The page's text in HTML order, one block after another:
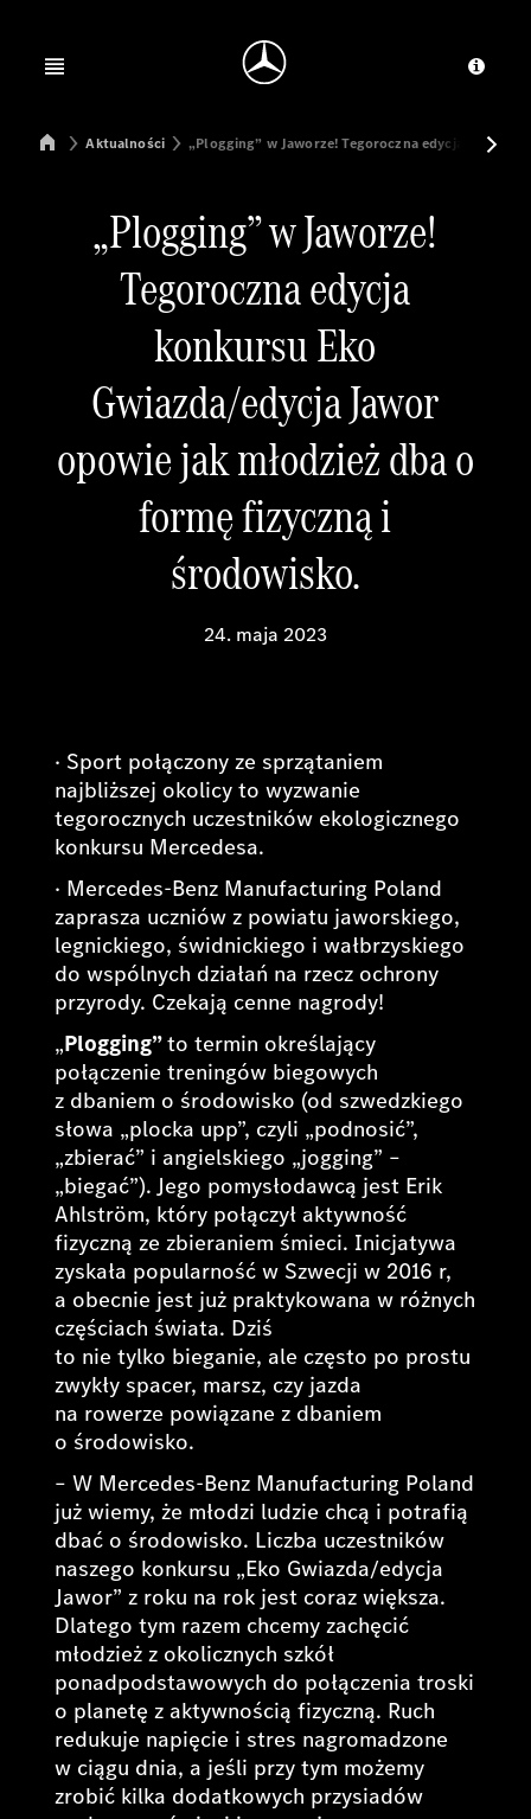
Open menu
Mercedes-Benz Manufacturing Poland
Aktualności „Plogging” w Jaworze! Tegoroczna edycja
„Plogging” w Jaworze!
Tegoroczna edycja
konkursu Eko
Gwiazda/edycja Jawor
opowie jak młodzież dba o
formę fizyczną i
środowisko.
24. maja 2023
· Sport połączony ze sprzątaniem
najbliższej okolicy to wyzwanie
tegorocznych uczestników ekologicznego
konkursu Mercedesa.
· Mercedes-Benz Manufacturing Poland
zaprasza uczniów z powiatu jaworskiego,
legnickiego, świdnickiego i wałbrzyskiego
do wspólnych działań na rzecz ochrony
przyrody. Czekają cenne nagrody!
„Plogging”to termin określający
połączenie treningów biegowych
z dbaniem o środowisko (od szwedzkiego
słowa „plocka upp”, czyli „podnosić”,
„zbierać” i angielskiego „jogging” –
„biegać”). Jego pomysłodawcą jest Erik
Ahlström, który połączył aktywność
fizyczną ze zbieraniem śmieci. Inicjatywa
zyskała popularność w Szwecji w 2016 r,
a obecnie jest już praktykowana w różnych
częściach świata. Dziś
to nie tylko bieganie, ale często po prostu
zwykły spacer, marsz, czy jazda
na rowerze powiązane z dbaniem
o środowisko.
– W Mercedes-Benz Manufacturing Poland
już wiemy, że młodzi ludzie chcą i potrafią
dbać o środowisko. Liczba uczestników
naszego konkursu „Eko Gwiazda/edycja
Jawor” z roku na rok jest coraz większa.
Dlatego tym razem chcemy zachęcić
młodzież z okolicznych szkół
ponadpodstawowych do połączenia troski
o planetę z aktywnością fizyczną. Ruch
redukuje napięcie i stres nagromadzone
w ciągu dnia, a jeśli przy tym możemy
zrobić kilka dodatkowych przysiadów